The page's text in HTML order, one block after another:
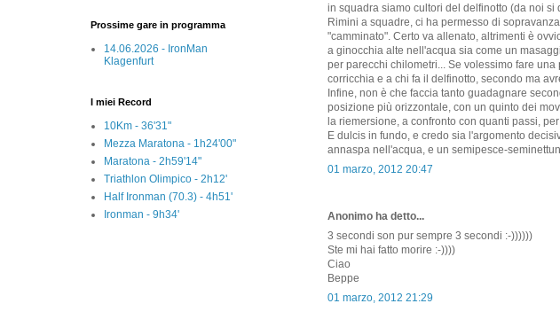
in squadra siamo cultori del delfinotto (da noi
Rimini a squadre, ci ha permesso di
"camminato". Certo va allenato, altrimenti è
a ginocchia alte nell'acqua sia come un
per parecchi chilometri... Se volessimo fare
corricchia e a chi fa il delfinotto, secondo ma
Infine, non è che faccia tanto guadagnare
posizione più orizzontale, con un quinto dei
la riemersione, a confronto con quanti passi,
E dulcis in fundo, e credo sia l'argomento
annaspa nell'acqua, e un semipesce-
01 marzo, 2012 20:47
Anonimo ha detto...
3 secondi son pur sempre 3 secondi :-))))))
Ste mi hai fatto morire :-))))
Ciao
Beppe
01 marzo, 2012 21:29
Prossime gare in programma
14.06.2026 - IronMan
Klagenfurt
I miei Record
10Km - 36'31"
Mezza Maratona - 1h24'00"
Maratona - 2h59'14"
Triathlon Olimpico - 2h12'
Half Ironman (70.3) - 4h51'
Ironman - 9h34'